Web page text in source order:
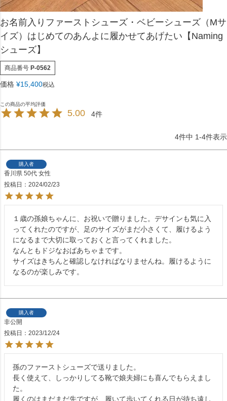
お名前入りファーストシューズ・ベビーシューズ（Mサ
イズ）はじめてのあんよに履かせてあげたい【Naming
シューズ】
商品番号 P-0562
価格 ¥15,400税込
5.00 4
4件中 1-4件表示
購入者
香川県 50代 女性
投稿日
2024/02/23
１歳の孫娘ちゃんに、お祝いで贈りました。デサインも気に入
ってくれたのですが、足のサイズがまだ小さくて、履けるよう
になるまで大切に取っておくと言ってくれました。
なんともドジなおばあちゃまです。
サイズはきちんと確認しなければなりませんね。履けるように
なるのが楽しみです。
購入者
非公開
投稿日
2023/12/24
孫のファーストシューズで送りました。
長く使えて、しっかりしてる靴で娘夫婦にも喜んでもらえまし
た。
履くのはまだまだ先ですが、履いて歩いてくれる日が待ち遠し